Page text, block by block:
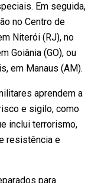
Em seguida,
no Centro de
Niterói (RJ), no
Goiânia (GO), ou
em Manaus (AM).
aprendem a
e sigilo, como
inclui terrorismo,
resistência e
para